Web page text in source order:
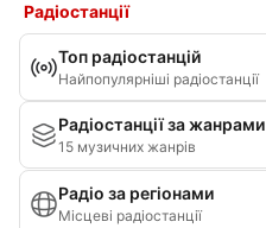
Радіостанції
Топ радіостанцій
Найпопулярніші радіостанції
Радіостанції за жанрами
15 музичних жанрів
Радіо за регіонами
Місцеві радіостанції